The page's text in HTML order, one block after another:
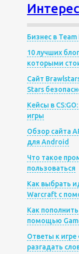
Бизнес в
10 лучших
которыми
Сайт
Stars
Кейсы в
игры
Обзор сайта
для Android
Что такое
пользоваться
Как выбрать
Warcraft с
Как
помощью
Ответы к игре
разгадать